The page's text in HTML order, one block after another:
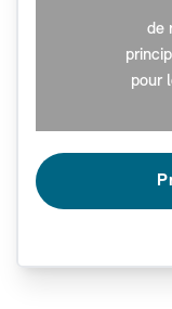
de
pour